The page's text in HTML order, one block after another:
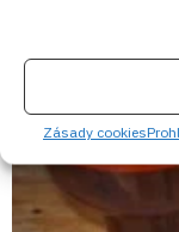
Zásady cookies